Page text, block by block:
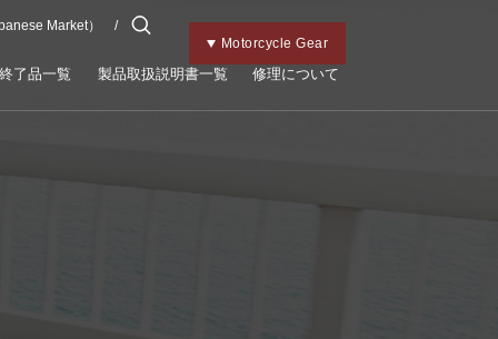
Motorcycle Gear
Kabutoトップ
Bicycle Gear
チャイルドメット
Market）
了品一覧 製品取扱説明書一覧 修理について